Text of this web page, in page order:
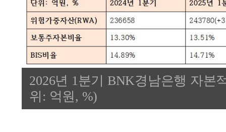
2026년 1분기 BNK경남은행 자본
위: 억원, %)